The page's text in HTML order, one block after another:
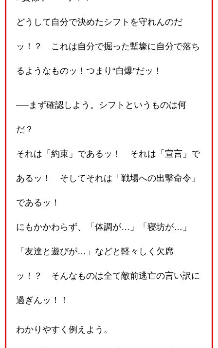
どうして自分で決めたシフトを守れんのだ
ッ！？ これは自分で掘った塹壕に自分で落ち
るようなものッ！つまり“自爆”だッ！
──まず確認しよう。シフトというものは何
だ？
それは「約束」であるッ！ それは「宣言」で
あるッ！ そしてそれは「戦場への出撃命令」
であるッ！
にもかかわらず、「体調が…」「寝坊が…」
「友達と遊びが…」などと軽々しく欠席
ッ！？ そんなものは全て敵前逃亡の言い訳に
過ぎんッ！！
わかりやすく例えよう。